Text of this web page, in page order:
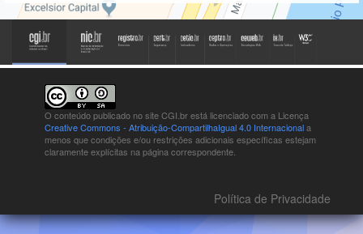
O conteúdo publicado no site CGI.br está licenciado com a Licença
Creative Commons - Atribuição-CompartilhaIgual 4.0 Internacionala
menos que condições e/ou restrições adicionais específicas estejam
claramente explícitas na página correspondente.
Política de Privacidade